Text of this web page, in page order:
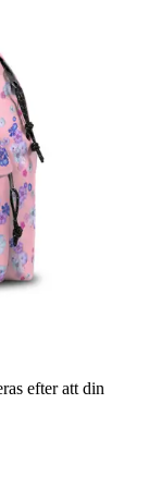
efter att din